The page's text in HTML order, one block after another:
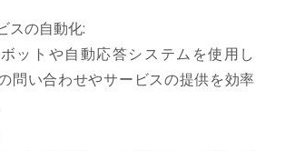
スの自動化:
ットや自動応答システムを使用し
問い合わせやサービスの提供を効率